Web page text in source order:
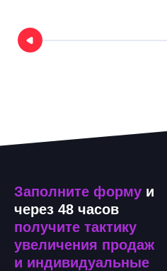
Заполните форму и
через 48 часов
получите тактику
увеличения продаж
и индивидуальные